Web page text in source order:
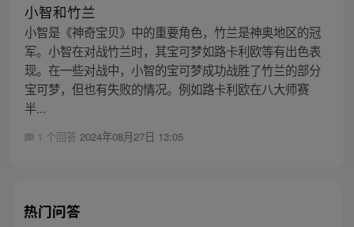
小智和竹兰
小智是《神奇宝贝》中的重要角色，竹兰是神奥地区的冠
军。小智在对战竹兰时，其宝可梦如路卡利欧等有出色表
现。在一些对战中，小智的宝可梦成功战胜了竹兰的部分
宝可梦，但也有失败的情况。例如路卡利欧在八大师赛
半...
1 个回答 2024年08月27日 13:05
热门问答